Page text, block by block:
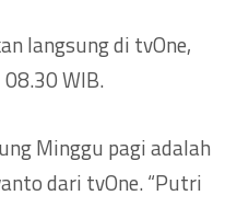
langsung di tvOne,
WIB.
Minggu pagi adalah
dari tvOne. “Putri